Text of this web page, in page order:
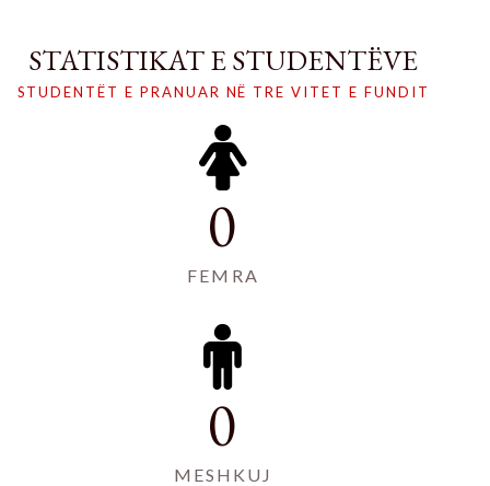
STATISTIKAT E STUDENTËVE
STUDENTËT E PRANUAR NË TRE VITET E FUNDIT
0
FEMRA
0
MESHKUJ